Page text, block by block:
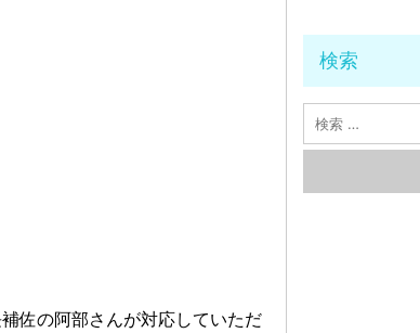
佐の阿部さんが対応していただ
検索